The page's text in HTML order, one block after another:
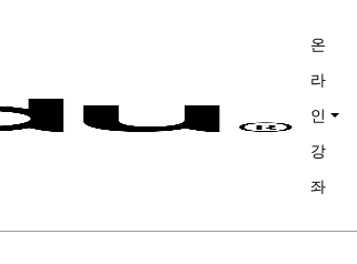
온
라
인
강
좌